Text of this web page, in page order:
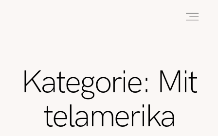
Kategorie: Mit
telamerika